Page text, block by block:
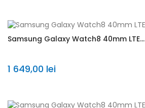
Samsung Galaxy Watch8 40mm LTE...
1 649,00 lei